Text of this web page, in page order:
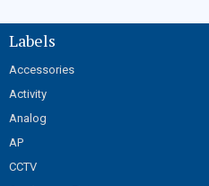
Labels
Accessories
Activity
Analog
AP
CCTV